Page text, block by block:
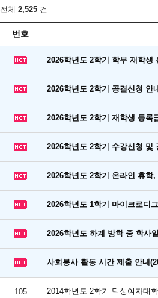
전체 2,525 건
번호
2026학년도 2학기 학부 재학생
2026학년도 2학기 공결신청 안
2026학년도 2학기 재학생 등록
2026학년도 2학기 수강신청 및
2026학년도 2학기 온라인 휴학
2026학년도 1학기 마이크로디
2026학년도 하계 방학 중 학사
사회봉사 활동 시간 제출 안내
105 2014학년도 2학기 덕성여자대